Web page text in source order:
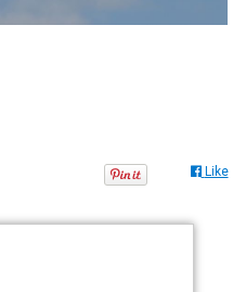
Like